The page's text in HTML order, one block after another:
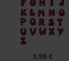
3,99 €